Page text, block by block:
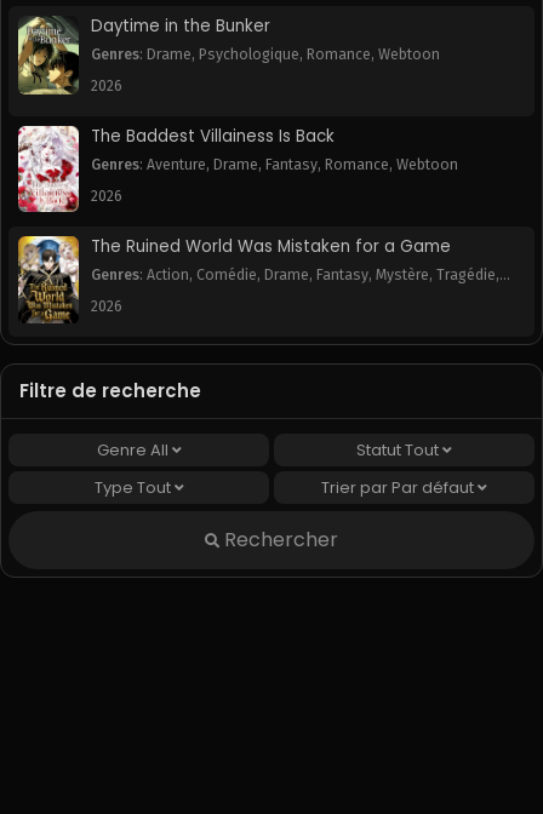
Daytime in the Bunker
Genres: Drame, Psychologique, Romance, Webtoon
2026
The Baddest Villainess Is Back
Genres: Aventure, Drame, Fantasy, Romance, Webtoon
2026
The Ruined World Was Mistaken for a Game
Genres: Action, Comédie, Drame, Fantasy, Mystère, Tragédie,
Webtoon
2026
Filtre de recherche
Genre All StatutTout
Type Tout Trier par Par défaut
Rechercher